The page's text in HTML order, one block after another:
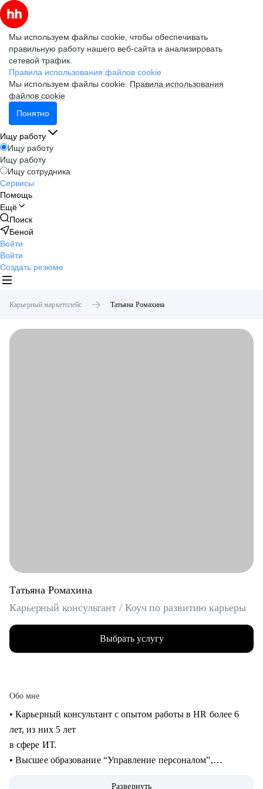
Мы используем файлы cookie, чтобы обеспечивать
правильную работу нашего веб-сайта и анализировать
сетевой трафик.
Правила использования файлов cookie
Мы используем файлы cookie. Правила использования
файлов cookie
Понятно
Ищу работу
Ищу работу
Ищу работу
Ищу сотрудника
Сервисы
Помощь
Ещё
Поиск
Беной
Войти
Войти
Создать резюме
Карьерный маркетплейс Татьяна Ромахина
Татьяна Ромахина
Карьерный консультант / Коуч по развитию карьеры
Выбрать услугу
Обо мне
• Карьерный консультант с опытом работы в HR более 6
лет, из них 5 лет
в сфере ИТ.
• Высшее образование “Управление персоналом”,
Развернуть